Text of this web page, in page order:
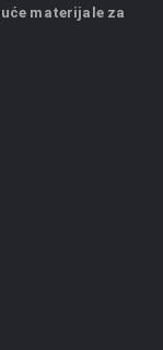
materijale za